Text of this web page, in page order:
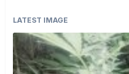
LATEST IMAGE